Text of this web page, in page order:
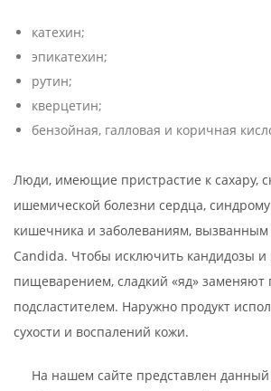
катехин;
эпикатехин;
рутин;
кверцетин;
бензойная, галловая и коричная
Люди, имеющие пристрастие к сахару,
ишемической болезни сердца,
кишечника и заболеваниям, вызванным
Candida. Чтобы исключить кандидозы
пищеварением, сладкий «яд»
подсластителем. Наружно продукт
сухости и воспалений кожи.
На нашем сайте представлен